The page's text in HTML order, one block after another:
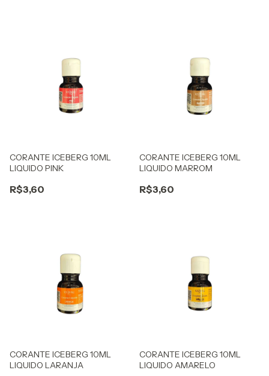
CORANTE ICEBERG 10ML
LIQUIDO PINK
R$3,60
CORANTE ICEBERG 10ML
LIQUIDO MARROM
R$3,60
CORANTE ICEBERG 10ML
LIQUIDO LARANJA
CORANTE ICEBERG 10ML
LIQUIDO AMARELO